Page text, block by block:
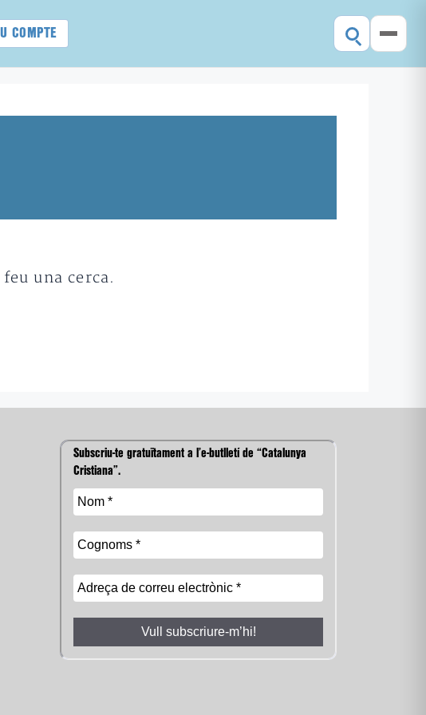
COMPTE
una cerca.
Subscriu-te gratuïtament a l’e-butlletí de “Catalunya
Cristiana”.